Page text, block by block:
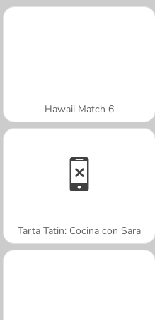
Hawaii Match 6
Tarta Tatin: Cocina con Sara